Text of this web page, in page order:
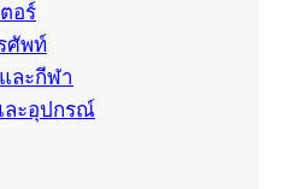
อร์
ศัพท์
ละกีฬา
ละอุปกรณ์